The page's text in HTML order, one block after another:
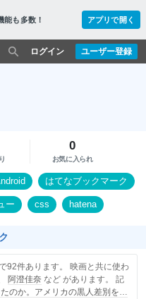
能も多数！ アプリで開く
ユーザー登録
ログイン
0
お気に入られ
はてなブックマーク
ー css hatena
す。 映画と共に使わ
阿澄佳奈
のか。アメリカの黒人差別を理